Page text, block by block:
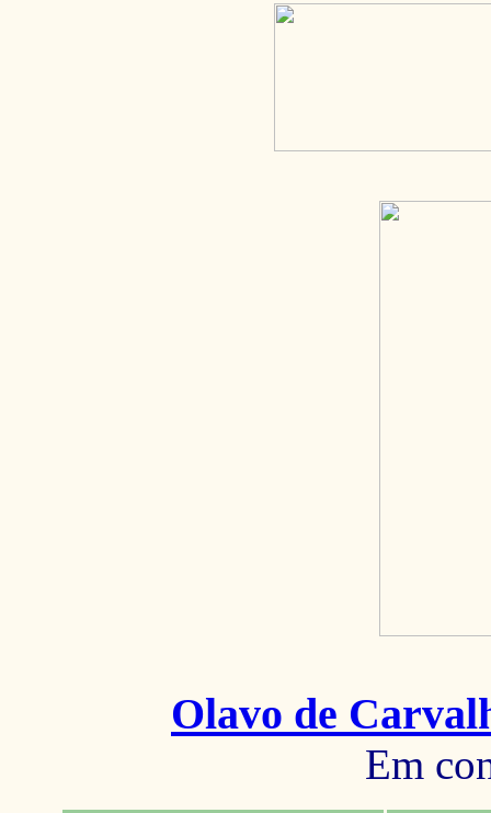
Olavo de
Em